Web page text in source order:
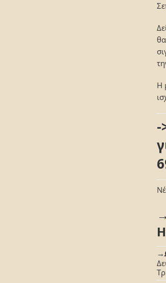
Η
-